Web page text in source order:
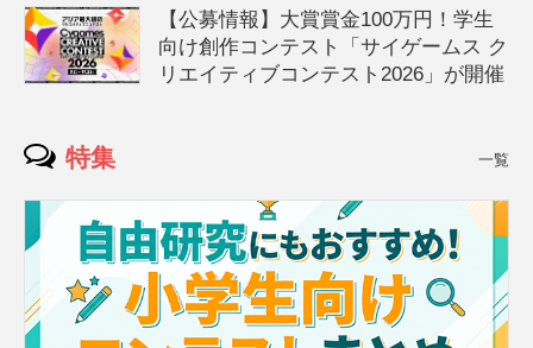
【公募情報】大賞賞金100万円！学生
向け創作コンテスト「サイゲームス ク
リエイティブコンテスト2026」が開催
特集 一覧